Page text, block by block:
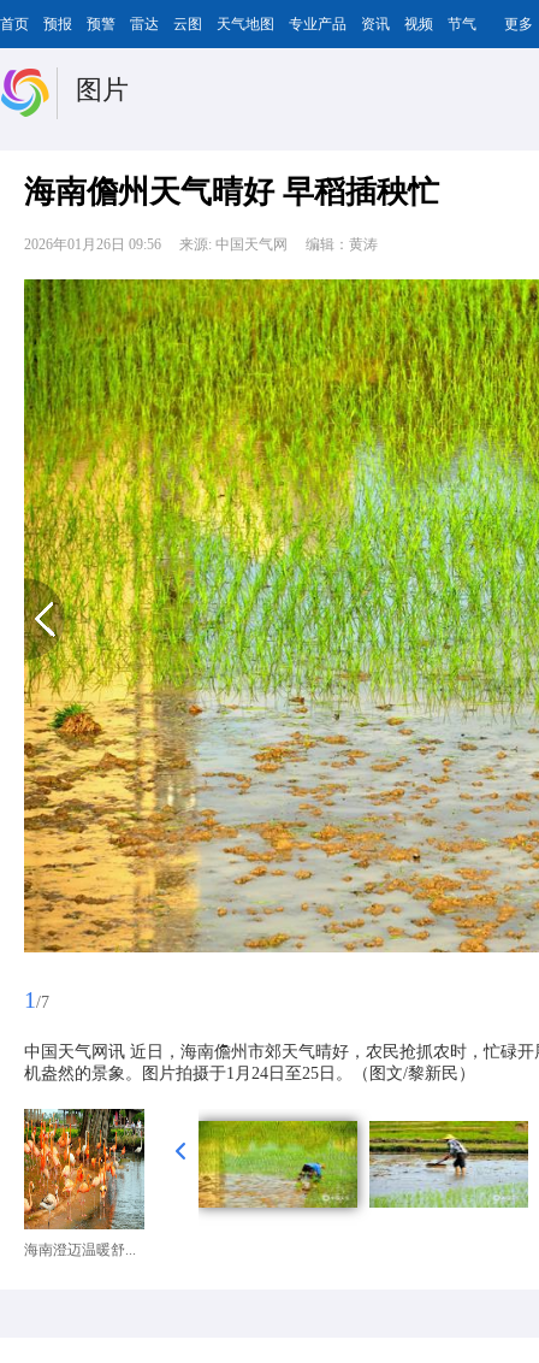
首页 预报 预警 雷达 云图 天气地图 专业产品 资讯 视频 节气 更多
图片
海南儋州天气晴好 早稻插秧忙
2026年01月26日 09:56 来源: 中国天气网 编辑：黄涛
1 /7
中国天气网讯 近日，海南儋州市郊天气晴好，农民抢抓农时，忙碌
机盎然的景象。图片拍摄于1月24日至25日。（图文/黎新民）
海南澄迈温暖舒...